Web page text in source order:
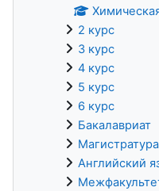
2 курс
3 курс
4 курс
5 курс
6 курс
Бакалавриат
Магистратура
Английский